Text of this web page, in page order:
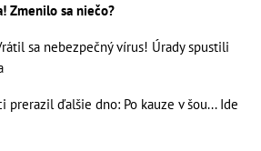
Zmenilo sa niečo?
sa nebezpečný vírus! Úrady spustili
prerazil ďalšie dno: Po kauze v šou... Ide